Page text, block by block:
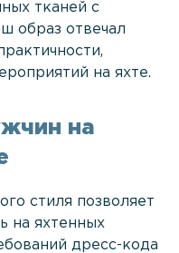
тканей с
образ отвечал
на яхте.
на
стиля позволяет
на яхтенных
дресс-кода